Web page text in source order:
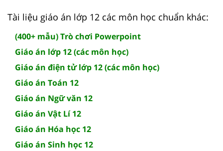
Tài liệu giáo án lớp 12 các môn học chuẩn khác:
(400+ mẫu) Trò chơi Powerpoint
Giáo án lớp 12 (các môn học)
Giáo án điện tử lớp 12 (các môn học)
Giáo án Toán 12
Giáo án Ngữ văn 12
Giáo án Vật Lí 12
Giáo án Hóa học 12
Giáo án Sinh học 12